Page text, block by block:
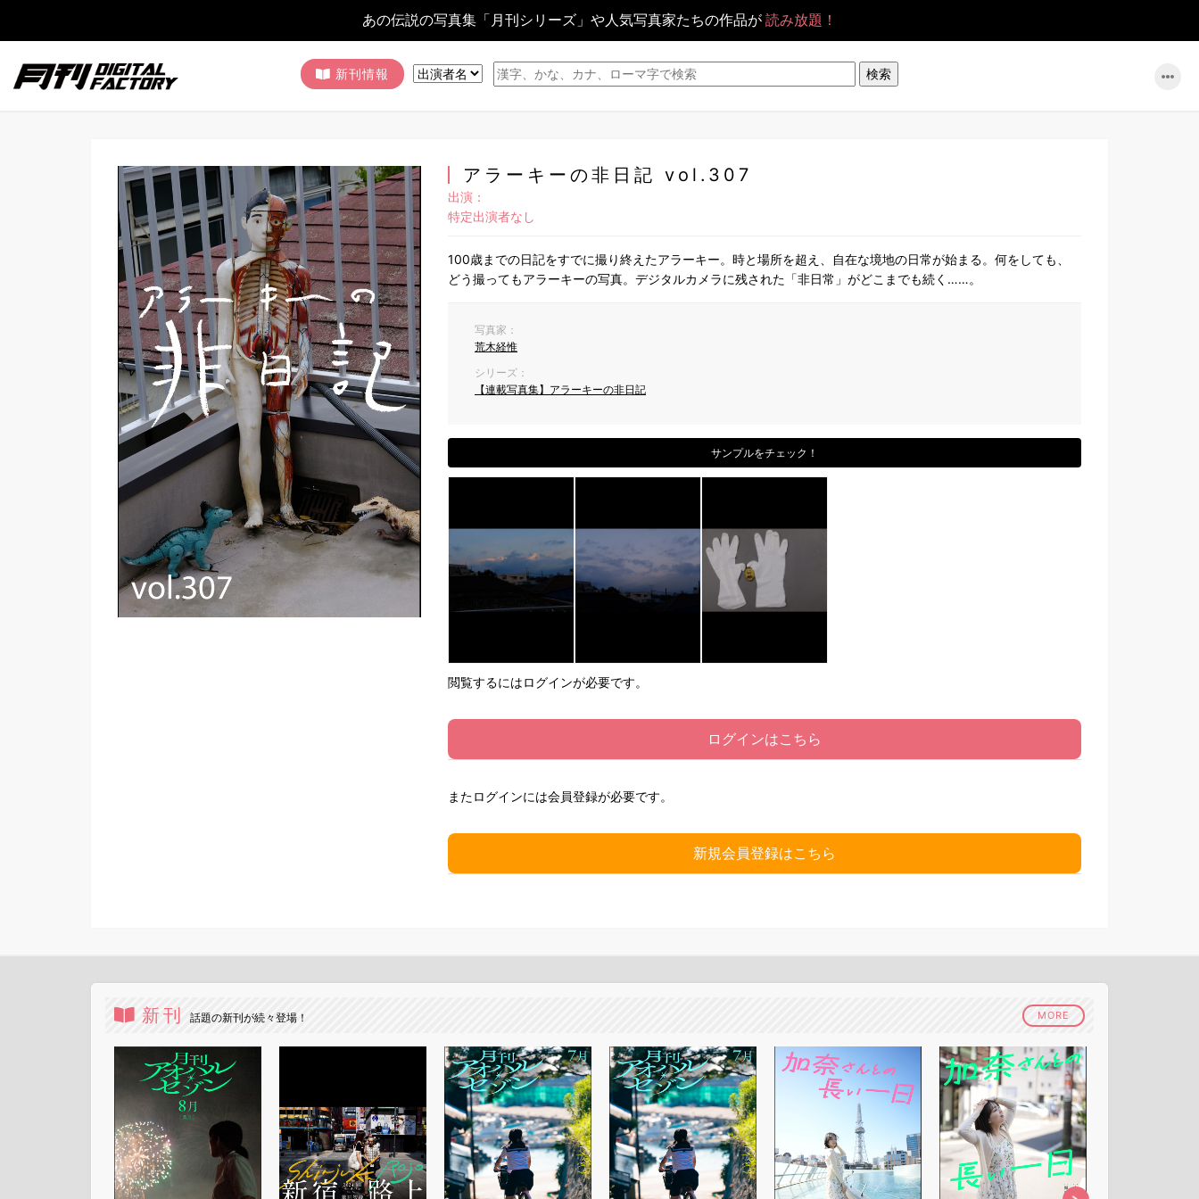
あの伝説の写真集「月刊シリーズ」や人気写真家たちの作品が 読み放題！
新刊情報
アラーキーの非日記 vol.307
出演：
特定出演者なし
100歳までの日記をすでに撮り終えたアラーキー。時と場所を超え、自在な境地の日常が始まる。何をしても、
どう撮ってもアラーキーの写真。デジタルカメラに残された「非日常」がどこまでも続く……。
写真家：
荒木経惟
シリーズ：
【連載写真集】アラーキーの非日記
サンプルをチェック！
閲覧するにはログインが必要です。
ログインはこちら
またログインには会員登録が必要です。
新規会員登録はこちら
新刊 話題の新刊が続々登場！ MORE